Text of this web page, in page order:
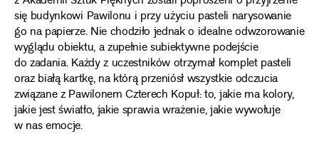
się budynkowi Pawilonu i przy użyciu pasteli narysowanie
go na papierze. Nie chodziło jednak o idealne odwzorowanie
wyglądu obiektu, a zupełnie subiektywne podejście
do zadania. Każdy z uczestników otrzymał komplet pasteli
oraz białą kartkę, na którą przeniósł wszystkie odczucia
związane z Pawilonem Czterech Kopuł: to, jakie ma kolory,
jakie jest światło, jakie sprawia wrażenie, jakie wywołuje
w nas emocje.